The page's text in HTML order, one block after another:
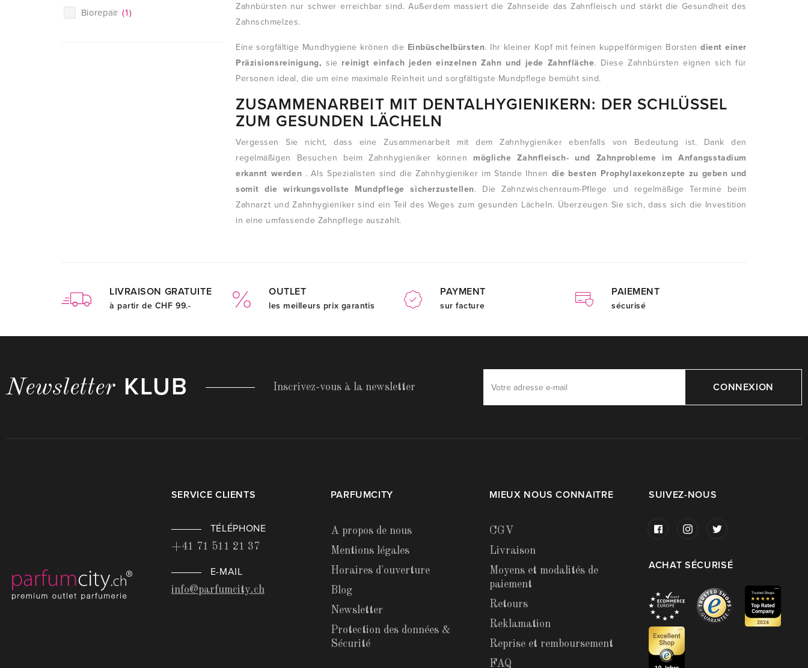
Biorepair (1)
Zahnbürsten nur schwer erreichbar sind. Außerdem massiert die Zahnseide das Zahnfleisch und stärkt die Gesundheit des
Zahnschmelzes.
Eine sorgfältige Mundhygiene krönen die Einbüschelbürsten. Ihr kleiner Kopf mit feinen kuppelförmigen Borstendient einer
Präzisionsreinigung, sie reinigt einfach jeden einzelnen Zahn und jede Zahnfläche. Diese Zahnbürsten eignen sich für
Personen ideal, die um eine maximale Reinheit und sorgfältigste Mundpflege bemüht sind.
ZUSAMMENARBEIT MIT DENTALHYGIENIKERN: DER SCHLÜSSEL
ZUM GESUNDEN LÄCHELN
Vergessen Sie nicht, dass eine Zusammenarbeit mit dem Zahnhygieniker ebenfalls von Bedeutung ist. Dank den
regelmäßigen Besuchen beim Zahnhygieniker können mögliche Zahnfleisch- und Zahnprobleme im Anfangsstadium
erkannt werden . Als Spezialisten sind die Zahnhygieniker im Stande Ihnen die besten Prophylaxekonzepte zu geben und
somit die wirkungsvollste Mundpflege sicherzustellen. Die Zahnzwischenraum-Pflege und regelmäßige Termine beim
Zahnarzt und Zahnhygieniker sind ein Teil des Weges zum gesunden Lächeln. Überzeugen Sie sich, dass sich die Investition
in eine umfassende Zahnpflege auszahlt.
LIVRAISON GRATUITE
à partir de CHF 99.-
OUTLET
les meilleurs prix garantis
PAYMENT
sur facture
PAIEMENT
sécurisé
Newsletter KLUB Inscrivez-vous à la newsletter CONNEXION
SERVICE CLIENTS
TÉLÉPHONE
+41 71 511 21 37
E-MAIL
info@parfumcity.ch
PARFUMCITY
A propos de nous
Mentions légales
Horaires d'ouverture
Blog
Newsletter
Protection des données &
Sécurité
MIEUX NOUS CONNAITRE
CGV
Livraison
Moyens et modalités de
paiement
Retours
Reklamation
Reprise et remboursement
FAQ
SUIVEZ-NOUS
ACHAT SÉCURISÉ